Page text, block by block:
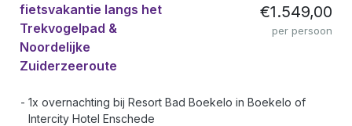
fietsvakantie langs het
Trekvogelpad &
Noordelijke
Zuiderzeeroute
€1.549,00
per persoon
1x overnachting bij Resort Bad Boekelo in Boekelo of
Intercity Hotel Enschede